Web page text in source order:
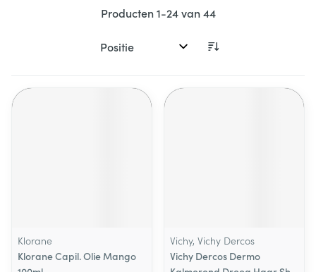
Producten1-24van44
Sorteer op:
Klorane
Klorane Capil. Olie Mango
Vichy, Vichy Dercos
Vichy Dercos Dermo